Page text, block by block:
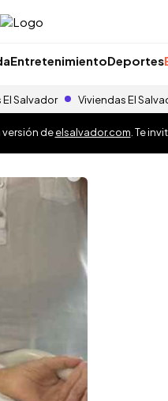
EntretenimientoDeportes
Salvador Viviendas El
versión deelsalvador.com . Te